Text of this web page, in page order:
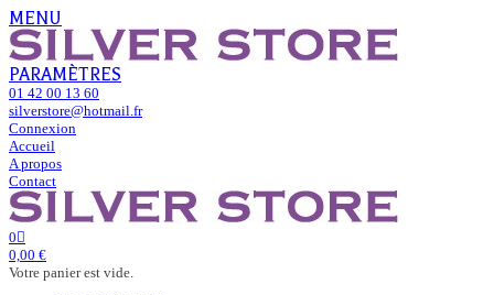
MENU
PARAMÈTRES
01 42 00 13 60
silverstore@hotmail.fr
Connexion
Accueil
A propos
Contact
0
0,00 €
Votre panier est vide.